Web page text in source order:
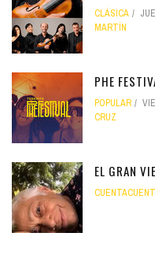
CLÁSICA
MARTÍN
PHE
POPULAR
CRUZ
EL GRAN